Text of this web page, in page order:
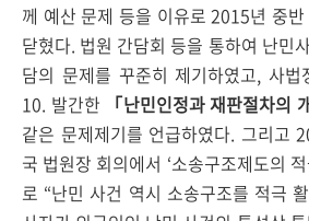
께 예산 문제 등을 이유로 2015년 중
닫혔다. 법원 간담회 등을 통하여 난민
담의 문제를 꾸준히 제기하였고, 사법
10. 발간한
「난민인정과 재판절차의
같은 문제제기를 언급하였다. 그리고
국 법원장 회의에서 ‘소송구조제도의
로 “난민 사건 역시 소송구조를 적극